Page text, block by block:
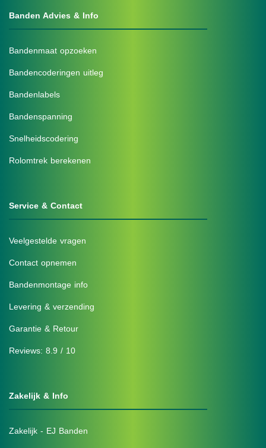
Banden Advies & Info
Bandenmaat opzoeken
Bandencoderingen uitleg
Bandenlabels
Bandenspanning
Snelheidscodering
Rolomtrek berekenen
Service & Contact
Veelgestelde vragen
Contact opnemen
Bandenmontage info
Levering & verzending
Garantie & Retour
Reviews: 8.9 / 10
Zakelijk & Info
Zakelijk - EJ Banden